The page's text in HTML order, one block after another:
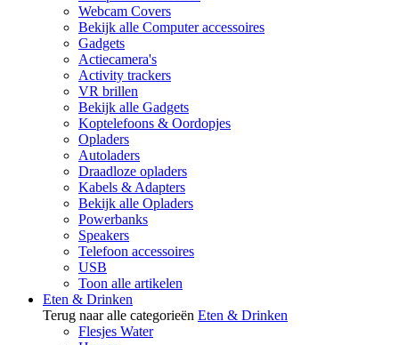
Webcam Covers
Bekijk alle Computer accessoires
Gadgets
Actiecamera's
Activity trackers
VR brillen
Bekijk alle Gadgets
Koptelefoons & Oordopjes
Opladers
Autoladers
Draadloze opladers
Kabels & Adapters
Bekijk alle Opladers
Powerbanks
Speakers
Telefoon accessoires
USB
Toon alle artikelen
Eten & Drinken
Terug naar alle categorieën Eten & Drinken
Flesjes Water